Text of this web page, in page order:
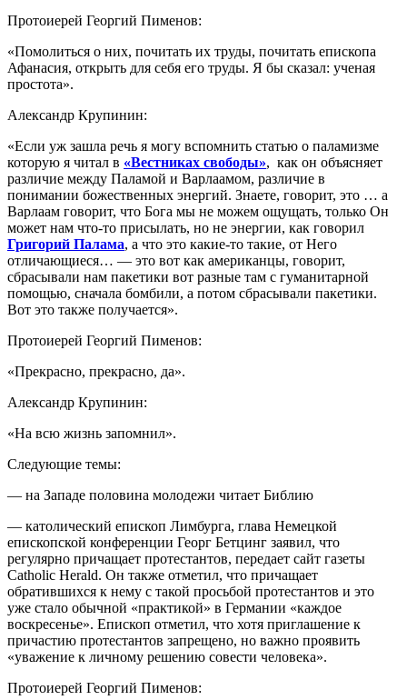
Протоиерей Георгий Пименов:
«Помолиться о них, почитать их труды, почитать епископа
Афанасия, открыть для себя его труды. Я бы сказал: ученая
простота».
Александр Крупинин:
«Если уж зашла речь я могу вспомнить статью о паламизме
которую я читал в «Вестниках свободы», как он объясняет
различие между Паламой и Варлаамом, различие в
понимании божественных энергий. Знаете, говорит, это … а
Варлаам говорит, что Бога мы не можем ощущать, только Он
может нам что-то присылать, но не энергии, как говорил
Григорий Палама, а что это какие-то такие, от Него
отличающиеся… — это вот как американцы, говорит,
сбрасывали нам пакетики вот разные там с гуманитарной
помощью, сначала бомбили, а потом сбрасывали пакетики.
Вот это также получается».
Протоиерей Георгий Пименов:
«Прекрасно, прекрасно, да».
Александр Крупинин:
«На всю жизнь запомнил».
Следующие темы:
— на Западе половина молодежи читает Библию
— католический епископ Лимбурга, глава Немецкой
епископской конференции Георг Бетцинг заявил, что
регулярно причащает протестантов, передает сайт газеты
Catholic Herald. Он также отметил, что причащает
обратившихся к нему с такой просьбой протестантов и это
уже стало обычной «практикой» в Германии «каждое
воскресенье». Епископ отметил, что хотя приглашение к
причастию протестантов запрещено, но важно проявить
«уважение к личному решению совести человека».
Протоиерей Георгий Пименов: